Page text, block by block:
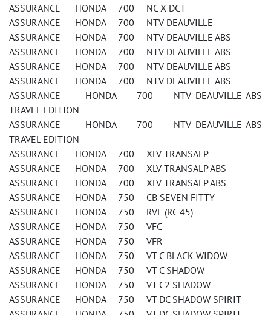
ASSURANCE HONDA 700 NC X DCT
ASSURANCE HONDA 700 NTV DEAUVILLE
ASSURANCE HONDA 700 NTV DEAUVILLE ABS
ASSURANCE HONDA 700 NTV DEAUVILLE ABS
ASSURANCE HONDA 700 NTV DEAUVILLE ABS
ASSURANCE HONDA 700 NTV DEAUVILLE ABS
ASSURANCE HONDA 700 NTV DEAUVILLE ABS
TRAVEL EDITION
ASSURANCE HONDA 700 NTV DEAUVILLE ABS
TRAVEL EDITION
ASSURANCE HONDA 700 XLV TRANSALP
ASSURANCE HONDA 700 XLV TRANSALP ABS
ASSURANCE HONDA 700 XLV TRANSALP ABS
ASSURANCE HONDA 750 CB SEVEN FITTY
ASSURANCE HONDA 750 RVF (RC 45)
ASSURANCE HONDA 750 VFC
ASSURANCE HONDA 750 VFR
ASSURANCE HONDA 750 VT C BLACK WIDOW
ASSURANCE HONDA 750 VT C SHADOW
ASSURANCE HONDA 750 VT C2 SHADOW
ASSURANCE HONDA 750 VT DC SHADOW SPIRIT